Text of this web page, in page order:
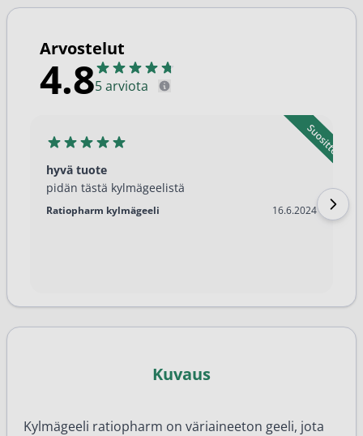
Arvostelut
4.85 arviota
hyvä tuote
pidän tästä kylmägeelistä
Ratiopharm kylmägeeli 16.6.2024
16.6.2024
Kuvaus
Kylmägeeli ratiopharm on väriaineeton geeli, jota